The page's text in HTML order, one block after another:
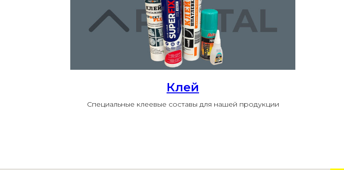
Клей
Специальные клеевые составы для нашей продукции